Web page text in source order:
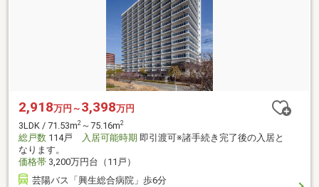
2,918万円～ 3,398万円
3LDK / 71.53m2 ～75.16m2
総戸数 114戸 入居可能時期 即引渡可※諸手続き完了後の入居と
なります。
価格帯 3,200万円台（11戸）
芸陽バス「興生総合病院」歩6分